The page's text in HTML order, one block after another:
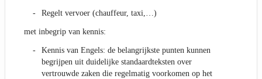
Regelt vervoer (chauffeur, taxi,…)
met inbegrip van kennis:
Kennis van Engels: de belangrijkste punten kunnen
begrijpen uit duidelijke standaardteksten over
vertrouwde zaken die regelmatig voorkomen op het